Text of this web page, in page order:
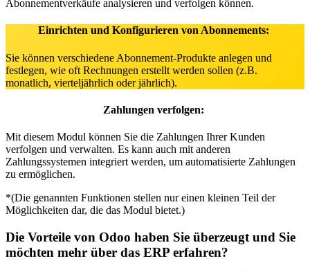
Abonnementverkäufe analysieren und verfolgen können.
Einrichten und Konfigurieren von Abonnements:
Sie können verschiedene Abonnement-Produkte anlegen und
festlegen, wie oft Rechnungen erstellt werden sollen (z.B.
monatlich, vierteljährlich oder jährlich). ​
Zahlungen verfolgen:
Mit diesem Modul können Sie die Zahlungen Ihrer Kunden
verfolgen und verwalten. Es kann auch mit anderen
Zahlungssystemen integriert werden, um automatisierte Zahlungen
zu ermöglichen. ​
*(Die genannten Funktionen stellen nur einen kleinen Teil der
Möglichkeiten dar, die das Modul bietet.)
Die Vorteile von Odoo haben Sie überzeugt und Sie
möchten mehr über das ERP erfahren?